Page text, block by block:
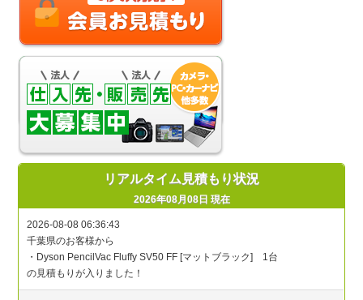
リアルタイム見積もり状況
2026年08月08日 現在